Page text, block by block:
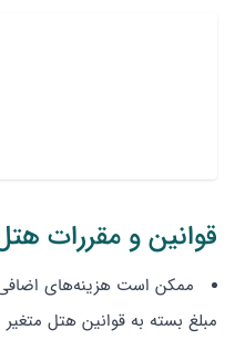
قوانین و مقررات
ممکن است هزینه‌های اضافی
مبلغ بسته به قوانین هتل